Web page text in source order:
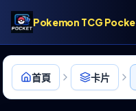
Pokemon TCG
首頁 卡片